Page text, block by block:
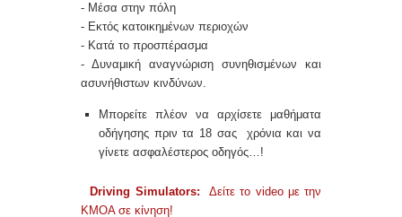
- Μέσα στην πόλη
- Εκτός κατοικημένων περιοχών
- Κατά το προσπέρασμα
- Δυναμική αναγνώριση συνηθισμένων και
ασυνήθιστων κινδύνων.
Μπορείτε πλέον να αρχίσετε μαθήματα
οδήγησης πριν τα 18 σας χρόνια και να
γίνετε ασφαλέστερος οδηγός…!
Driving Simulators:Δείτε το video με την
ΚΜΟΑ σε κίνηση!